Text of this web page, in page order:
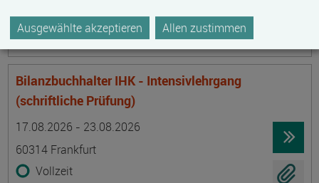
Vollzeit
Präsenzveranstaltung
Bilanzbuchhalter IHK - Intensivlehrgang
(schriftliche Prüfung)
17.08.2026 - 23.08.2026
60314 Frankfurt
Vollzeit
Ausgewählte akzeptieren Allen zustimmen